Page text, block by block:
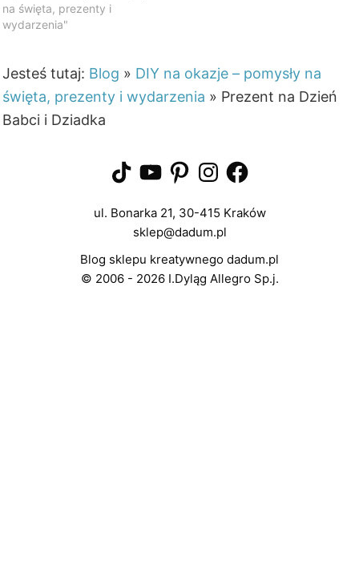
obchodzi wspomnienie
liturgiczne. Na Zachodzie w
zakochanych. Dlatego dzień
ten stał się idealną okazją do
wysyłania miłosnych listów i
obdarowywania
na święta, prezenty i
wydarzenia"
Jesteś tutaj: Blog » DIY na okazje – pomysły na
święta, prezenty i wydarzenia » Prezent na Dzień
Babci i Dziadka
TikTokYouTubePinterestInstagramFacebook
ul. Bonarka 21, 30-415 Kraków
sklep@dadum.pl
Blog sklepu kreatywnego dadum.pl
© 2006 - 2026 I.Dyląg Allegro Sp.j.